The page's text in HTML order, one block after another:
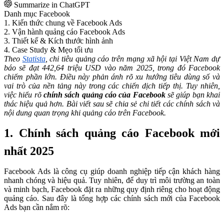
Summarize in ChatGPT
Danh mục Facebook
1. Kiến thức chung về Facebook Ads
2. Vận hành quảng cáo Facebook Ads
3. Thiết kế & Kích thước hình ảnh
4. Case Study & Mẹo tối ưu
Theo Statista, chi tiêu quảng cáo trên mạng xã hội tại Việt Nam dự
báo sẽ đạt 442,64 triệu USD vào năm 2025, trong đó Facebook
chiếm phần lớn. Điều này phản ánh rõ xu hướng tiêu dùng số và
vai trò của nền tảng này trong các chiến dịch tiếp thị. Tuy nhiên,
việc hiểu rõ chính sách quảng cáo của Facebooksẽ giúp bạn khai
thác hiệu quả hơn. Bài viết sau sẽ chia sẻ chi tiết các chính sách và
nội dung quan trọng khi quảng cáo trên Facebook.
1. Chính sách quảng cáo Facebook mới
nhất 2025
Facebook Ads là công cụ giúp doanh nghiệp tiếp cận khách hàng
nhanh chóng và hiệu quả. Tuy nhiên, để duy trì môi trường an toàn
và minh bạch, Facebook đặt ra những quy định riêng cho hoạt động
quảng cáo. Sau đây là tổng hợp các chính sách mới của Facebook
Ads bạn cần nắm rõ: